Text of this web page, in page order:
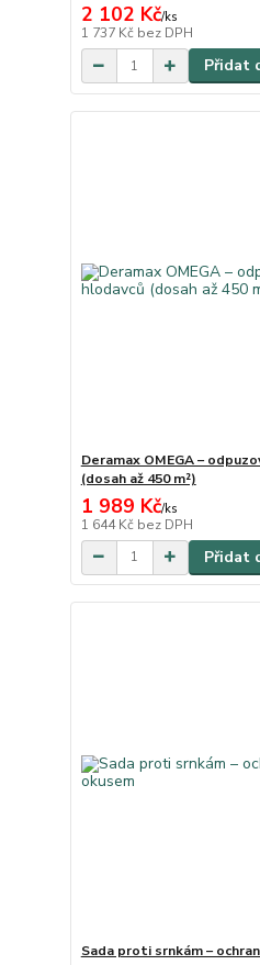
2 102 Kč/ks
1 737 Kč bez DPH
Přidat
Deramax OMEGA –
(dosah až 450 m²)
1 989 Kč/ks
1 644 Kč bez DPH
Přidat
Sada proti srnkám –